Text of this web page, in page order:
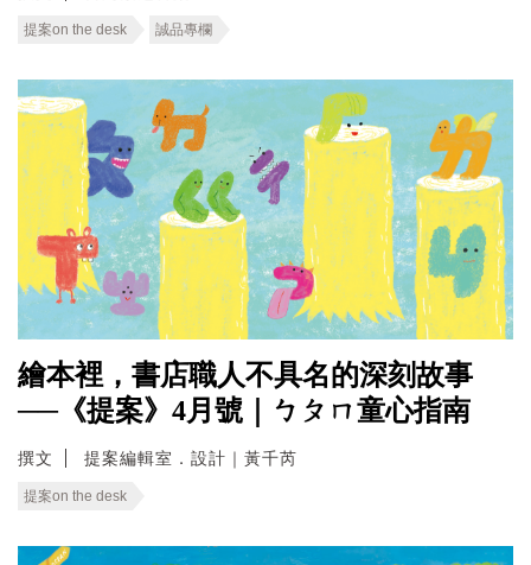
提案on the desk 誠品專欄
繪本裡，書店職人不具名的深刻故事
──《提案》4月號｜ㄅㄆㄇ童心指南
撰文 提案編輯室．設計｜黃千芮
提案on the desk